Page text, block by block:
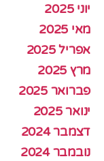
יוני 2025
מאי 2025
אפריל 2025
מרץ 2025
פברואר 2025
ינואר 2025
דצמבר 2024
נובמבר 2024